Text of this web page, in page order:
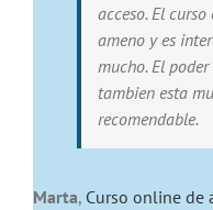
acceso. El
ameno y es
mucho. El
tambien esta
recomendable.
Marta, Curso online de